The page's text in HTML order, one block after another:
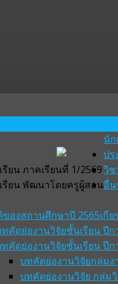
นัก
ยน ภาคเรียนที่ 1/2569
รียน พัฒนาโดยครูผู้สอน
ป
ของสถานศึกษาปี 2565เกี
คัดย่องานวิจัยชั้นเรียน ปีก
คัดย่องานวิจัยชั้นเรียน ปีก
บทคัดย่องานวิจัยกลุ่มง
บทคัดย่องานวิจัย กลุ่ม
วิช
อื่น